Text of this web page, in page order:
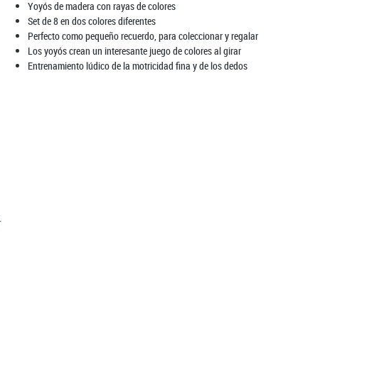
Yoyós de madera con rayas de colores
Set de 8 en dos colores diferentes
Perfecto como pequeño recuerdo, para coleccionar y regalar
Los yoyós crean un interesante juego de colores al girar
Entrenamiento lúdico de la motricidad fina y de los dedos